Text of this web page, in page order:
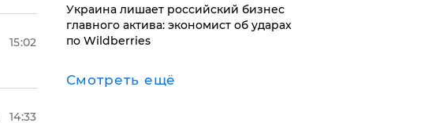
15:02
14:33
​Украина лишает российский бизнес
главного актива: экономист об ударах
по Wildberries
Смотреть ещё